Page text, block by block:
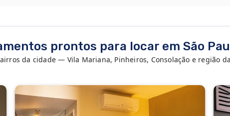
prontos para locar em São
da cidade — Vila Mariana, Pinheiros, Consolação e região